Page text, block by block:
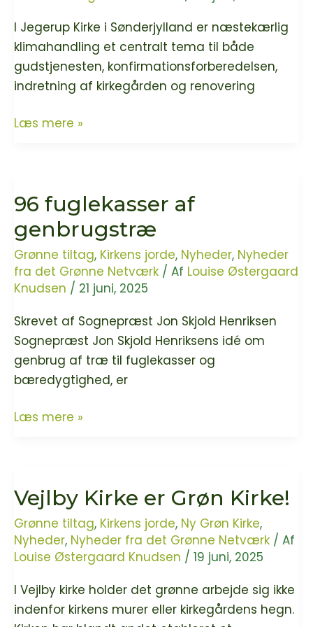
I Jegerup Kirke i Sønderjylland er næstekærlig
klimahandling et centralt tema til både
gudstjenesten, konfirmationsforberedelsen,
indretning af kirkegården og renovering
Practise
–
Sognepræsten
i
Jegerup
Kirke
handling
bag
sine
grønne
Læs mere »
96 fuglekasser af
genbrugstræ
Grønne tiltag, Kirkens jorde, Nyheder, Nyheder
fra det Grønne Netværk / Af Louise Østergaard
Knudsen / 21 juni, 2025
Skrevet af Sognepræst Jon Skjold Henriksen
Sognepræst Jon Skjold Henriksens idé om
genbrug af træ til fuglekasser og
bæredygtighed, er
96
Læs mere »
Vejlby Kirke er Grøn Kirke!
Grønne tiltag, Kirkens jorde, Ny Grøn Kirke,
Nyheder, Nyheder fra det Grønne Netværk / Af
Louise Østergaard Knudsen / 19 juni, 2025
I Vejlby kirke holder det grønne arbejde sig ikke
indenfor kirkens murer eller kirkegårdens hegn.